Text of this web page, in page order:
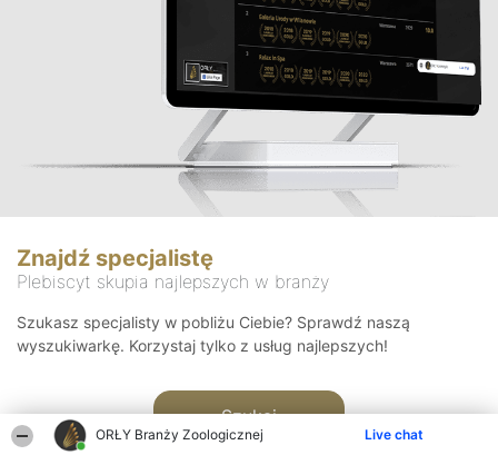
ORŁY Branży Zoologicznej Live chat
Znajdź specjalistę
Plebiscyt skupia najlepszych w branży
Szukasz specjalisty w pobliżu Ciebie? Sprawdź naszą
wyszukiwarkę. Korzystaj tylko z usług najlepszych!
Szukaj